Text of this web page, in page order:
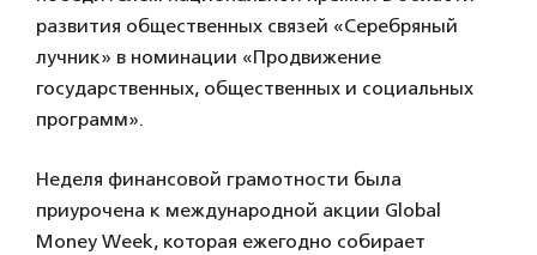
развития общественных связей «Серебряный
лучник» в номинации «Продвижение
государственных, общественных и социальных
программ».
Неделя финансовой грамотности была
приурочена к международной акции Global
Money Week, которая ежегодно собирает